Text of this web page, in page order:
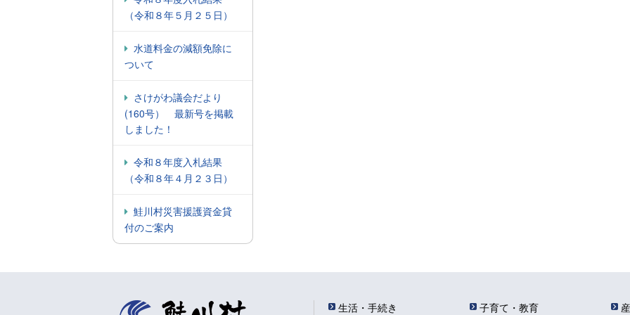
（令和８年５月２５日）
水道料金の減額免除に
ついて
さけがわ議会だより
(160号） 最新号を掲載
しました！
令和８年度入札結果
（令和８年４月２３日）
鮭川村災害援護資金貸
付のご案内
生活・手続き 子育て・教育